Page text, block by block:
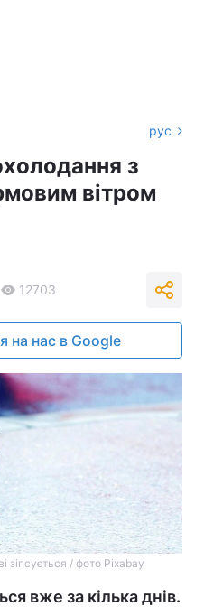
рус
з
вітром
12703
на нас в Google
зіпсується / фото Pixabay
вже за кілька днів.